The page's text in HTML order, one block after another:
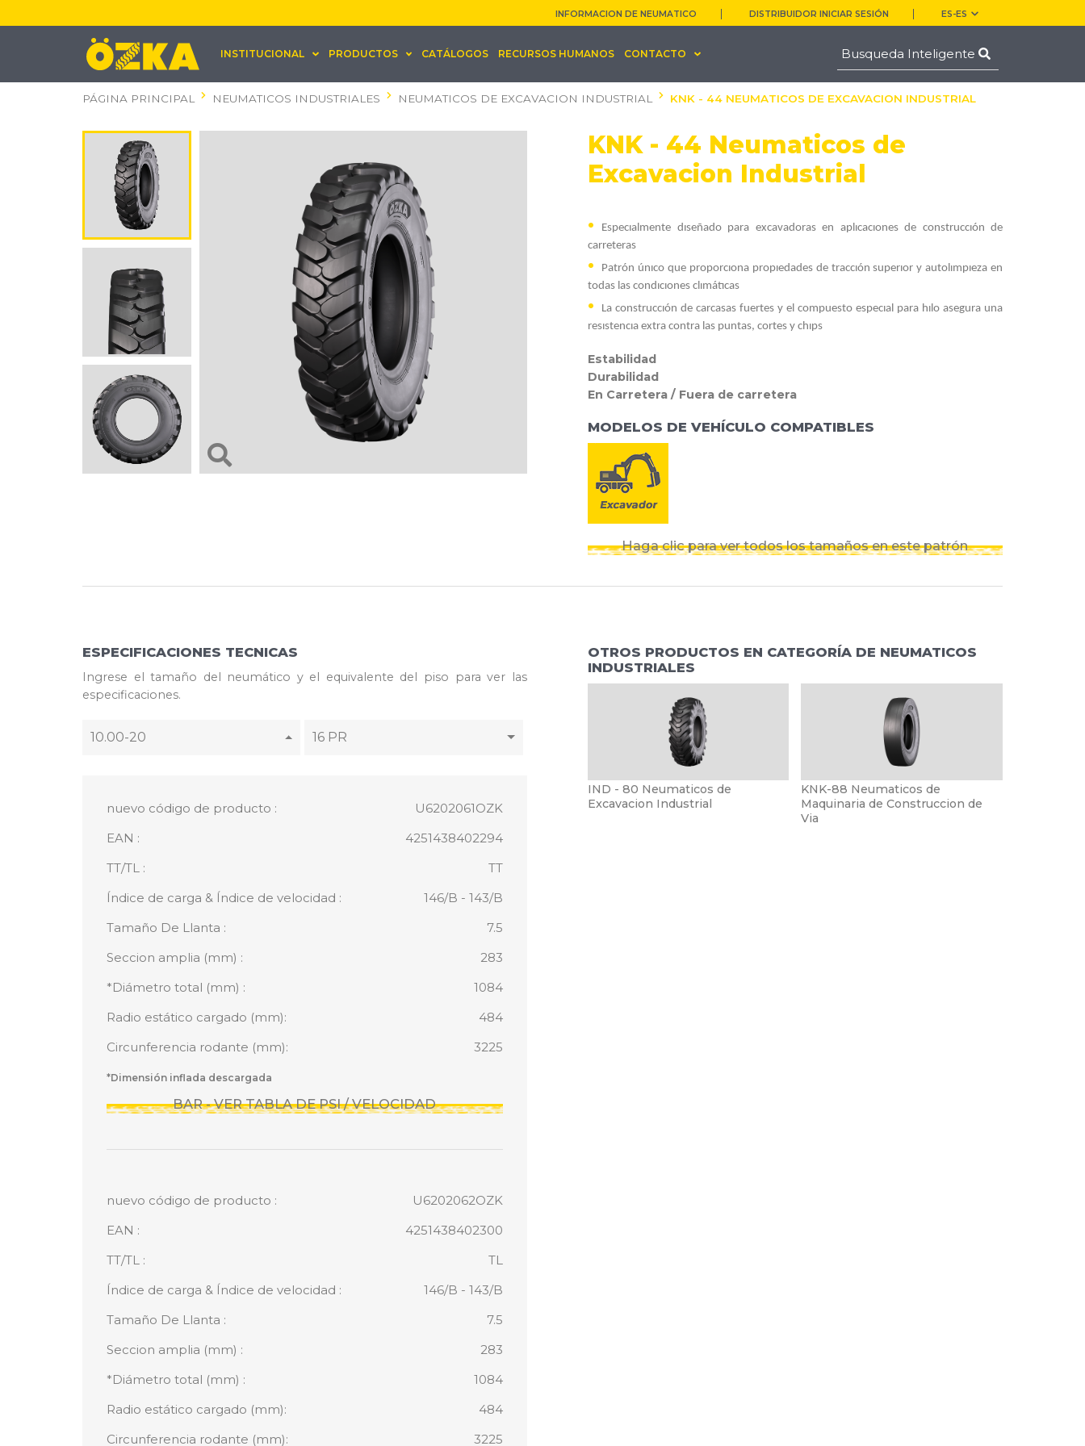
INFORMACION DE NEUMATICO DISTRIBUIDOR INICIAR SESIÓN ES-ES
INSTITUCIONAL PRODUCTOS CATÁLOGOS RECURSOS HUMANOS CONTACTO
PÁGINA PRINCIPAL NEUMATICOS INDUSTRIALES NEUMATICOS DE EXCAVACION INDUSTRIAL KNK - 44 NEUMATICOS DE EXCAVACION INDUSTRIAL
KNK - 44 Neumaticos de
Excavacion Industrial
Especıalmente dıseñado para excavadoras en aplıcacıones de construccıón de
carreteras
Patrón únıco que proporcıona propıedades de traccıón superıor y autolımpıeza en
todas las condıcıones clımátıcas
La construccıón de carcasas fuertes y el compuesto especıal para hılo asegura una
resıstencıa extra contra las puntas, cortes y chıps
Estabilidad
Durabilidad
En Carretera / Fuera de carretera
MODELOS DE VEHÍCULO COMPATIBLES
Haga clic para ver todos los tamaños en este patrón
ESPECIFICACIONES TECNICAS
Ingrese el tamaño del neumático y el equivalente del piso para ver las
especificaciones.
10.00-20 16 PR
nuevo código de producto :
U6202061OZK
EAN :
4251438402294
TT/TL :
TT
Índice de carga & Índice de velocidad :
146/B - 143/B
Tamaño De Llanta :
7.5
Seccion amplia (mm) :
283
*Diámetro total (mm) :
1084
Radio estático cargado (mm):
484
Circunferencia rodante (mm):
3225
*Dimensión inflada descargada
BAR - VER TABLA DE PSI / VELOCIDAD
nuevo código de producto :
U6202062OZK
EAN :
4251438402300
TT/TL :
TL
Índice de carga & Índice de velocidad :
146/B - 143/B
Tamaño De Llanta :
7.5
Seccion amplia (mm) :
283
*Diámetro total (mm) :
1084
Radio estático cargado (mm):
484
Circunferencia rodante (mm):
3225
OTROS PRODUCTOS EN CATEGORÍA DE NEUMATICOS
INDUSTRIALES
IND - 80 Neumaticos de
Excavacion Industrial
KNK-88 Neumaticos de
Maquinaria de Construccion de
Via